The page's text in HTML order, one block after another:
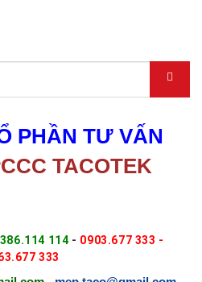
PHẦN TƯ VẤN
TACOTEK
114 - 0903.677 333 -
333